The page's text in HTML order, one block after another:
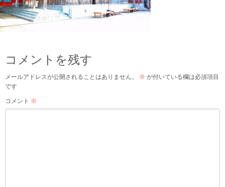
コメントを残す
メールアドレスが公開されることはありません。 ※ が付いている欄は必須項目
です
コメント ※